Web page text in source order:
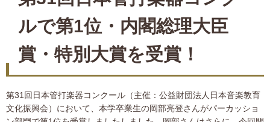
ルで第1位・内閣総理大臣
賞・特別大賞を受賞！
第31回日本管打楽器コンクール（主催：公益財団法人日本音楽教育
文化振興会）において、本学卒業生の岡部亮登さんがパーカッショ